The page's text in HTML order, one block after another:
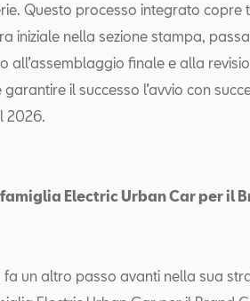
Questo processo integrato copre
iniziale nella sezione stampa,
all’assemblaggio finale e alla
il successo l’avvio con
2026.
Electric Urban Car per il
fa un altro passo avanti nella sua